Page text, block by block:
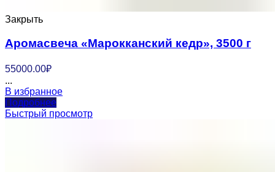
Закрыть
Аромасвеча «Марокканский кедр», 3500 г
55000.00₽
...
В избранное
Подробнее
Быстрый просмотр